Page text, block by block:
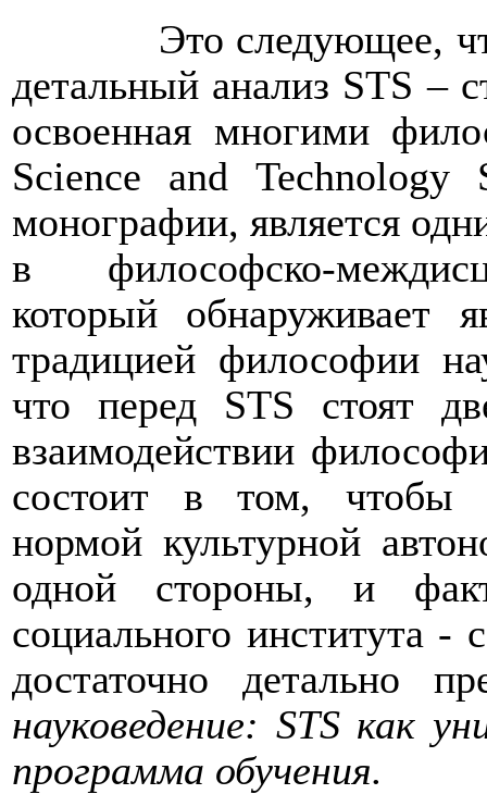
Это следующее,
детальный анализ STS –
освоенная многими
Science
and Technology
монографии, является
в философско-
который обнаруживает
традицией философии
что перед STS стоят
взаимодействии
состоит в том, чтобы
нормой культурной
одной стороны, и
социального института
достаточно детально
науковедение: STSкак
программа обучения.